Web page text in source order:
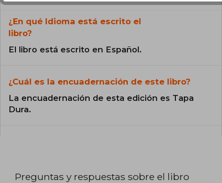
¿En qué Idioma está escrito el
libro?
El libro está escrito en Español.
¿Cuál es la encuadernación de este libro?
La encuadernación de esta edición es Tapa
Dura.
Preguntas y respuestas sobre el libro